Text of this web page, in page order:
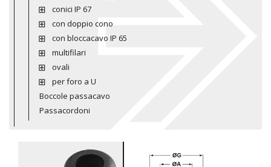
conici IP 67
con doppio cono
con bloccacavo IP 65
multifilari
ovali
per foro a U
Boccole passacavo
Passacordoni